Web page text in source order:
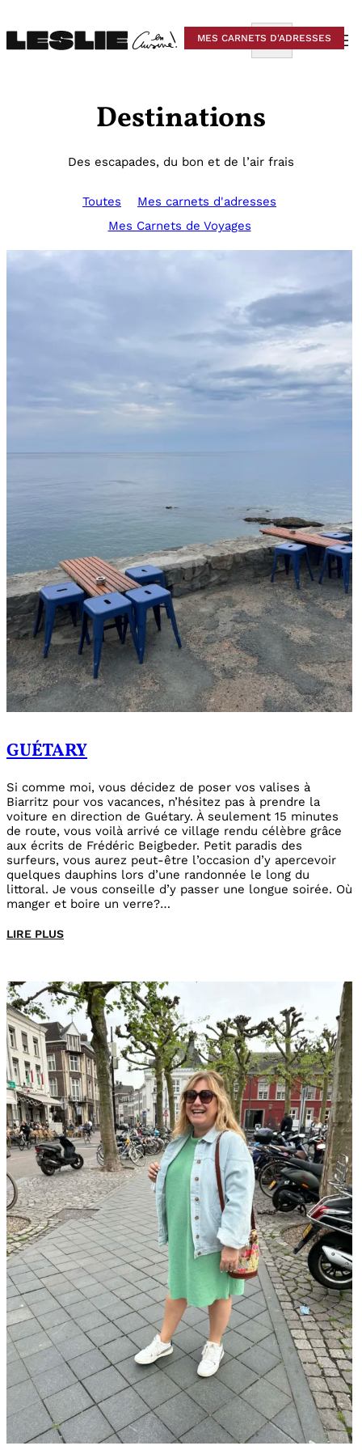
au
contenu
Rechercher
Destinations
Des escapades, du bon et de l’air frais
Toutes
Mes carnets d'adresses
Mes Carnets de Voyages
MES CARNETS D'ADRESSES
GUÉTARY
Si comme moi, vous décidez de poser vos valises à
Biarritz pour vos vacances, n’hésitez pas à prendre la
voiture en direction de Guétary. À seulement 15 minutes
de route, vous voilà arrivé ce village rendu célèbre grâce
aux écrits de Frédéric Beigbeder. Petit paradis des
surfeurs, vous aurez peut-être l’occasion d’y apercevoir
quelques dauphins lors d’une randonnée le long du
littoral. Je vous conseille d’y passer une longue soirée. Où
manger et boire un verre?…
LIRE PLUS
MES CARNETS D'ADRESSES